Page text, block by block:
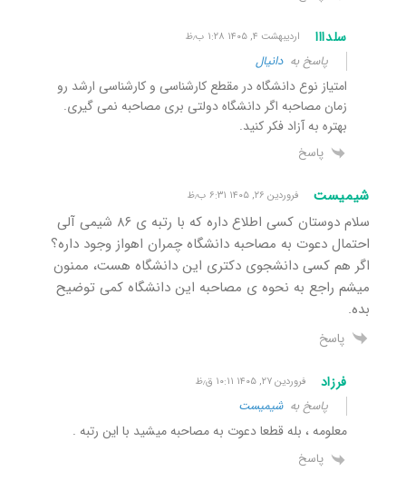
سلدااا اردیبهشت ۴, ۱۴۰۵ ۱:۲۸ ب٫ظ
پاسخ بهدانیال
امتیاز نوع دانشگاه در مقطع کارشناسی و کارشناسی ارشد رو
زمان مصاحبه اگر دانشگاه دولتی بری مصاحبه نمی گیری‌.
بهتره به آزاد فکر کنید.
پاسخ
شیمیست فروردین ۲۶, ۱۴۰۵ ۶:۳۱ ب٫ظ
سلام دوستان کسی اطلاع داره که با رتبه ی ۸۶ شیمی آلی
احتمال دعوت به مصاحبه دانشگاه چمران اهواز وجود داره؟
اگر هم کسی دانشجوی دکتری این دانشگاه هست، ممنون
میشم راجع به نحوه ی مصاحبه این دانشگاه کمی توضیح
بده.
پاسخ
فرزاد فروردین ۲۷, ۱۴۰۵ ۱۰:۱۱ ق٫ظ
پاسخ بهشیمیست
معلومه ، بله قطعا دعوت به مصاحبه میشید با این رتبه .
پاسخ